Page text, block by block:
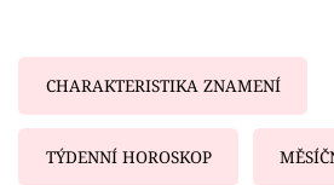
Sledujte nás
CHARAKTERISTIKA ZNAMENÍ
TÝDENNÍ HOROSKOP